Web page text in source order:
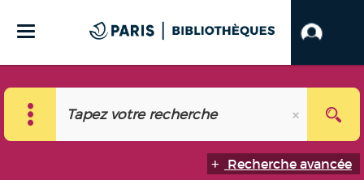
Recherche avancée